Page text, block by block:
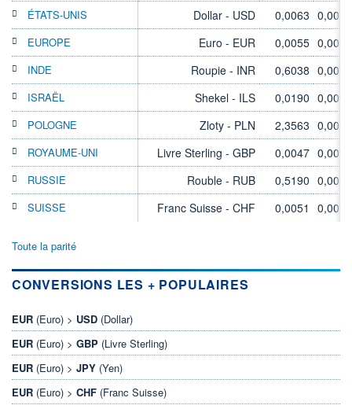
ÉTATS-UNIS Dollar - USD 0,0063 0,00%
EUROPE Euro - EUR 0,0055 0,00%
INDE Roupie - INR 0,6038 0,00%
ISRAËL Shekel - ILS 0,0190 0,00%
POLOGNE Zloty - PLN 2,3563 0,00%
ROYAUME-UNI Livre Sterling - GBP 0,0047 0,00%
RUSSIE Rouble - RUB 0,5190 0,00%
SUISSE Franc Suisse - CHF 0,0051 0,00%
Toute la parité
CONVERSIONS LES + POPULAIRES
EUR (Euro) > USD (Dollar)
EUR (Euro) > GBP (Livre Sterling)
EUR (Euro) > JPY (Yen)
EUR (Euro) > CHF (Franc Suisse)